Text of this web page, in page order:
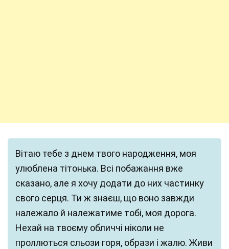
Вітаю тебе з днем твого народження, моя
улюблена тітонька. Всі побажання вже
сказано, але я хочу додати до них частинку
свого серця. Ти ж знаєш, що воно завжди
належало й належатиме тобі, моя дорога.
Нехай на твоєму обличчі ніколи не
проллються сльози горя, образи і жалю. Живи